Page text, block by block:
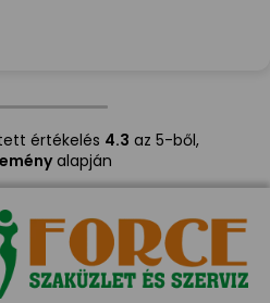
értékelés 4.3 az 5-ből,
alapján